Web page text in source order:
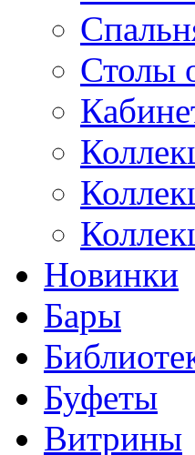
Столы
Новинки
Бары
Буфеты
Витрины